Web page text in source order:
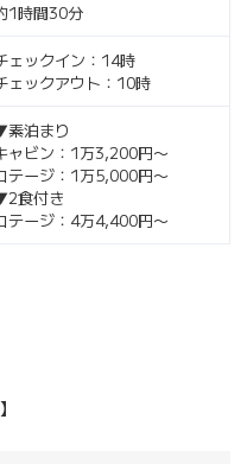
1時間30分
ェックイン：14時
ェックアウト：10時
泊まり
ャビン：1万3,200円〜
テージ：1万5,000円〜
食付き
テージ：4万4,400円〜
】